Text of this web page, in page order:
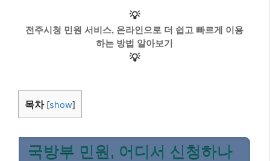
💡
전주시청 민원 서비스, 온라인으로 더 쉽고 빠르게 이용
하는 방법 알아보기
💡
목차 [show]
국방부 민원, 어디서 신청하나